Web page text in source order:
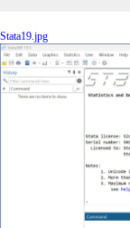
Stata19.jpg